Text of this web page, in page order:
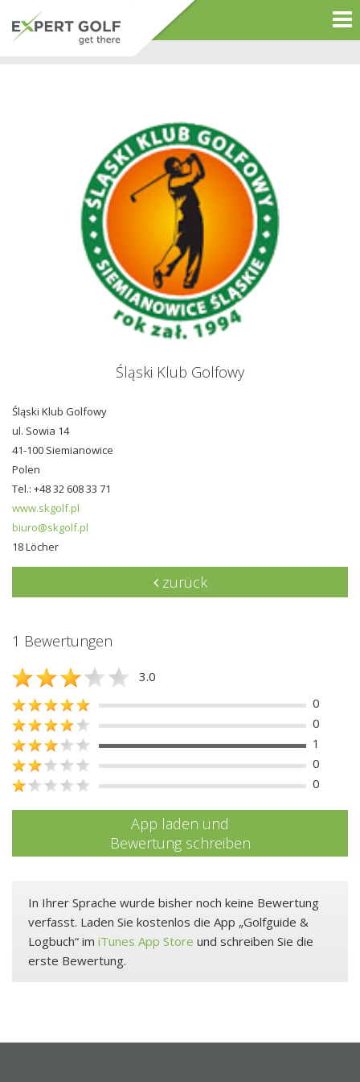
Śląski Klub Golfowy
Śląski Klub Golfowy
ul. Sowia 14
41-100 Siemianowice
Polen
Tel.: +48 32 608 33 71
www.skgolf.pl
biuro@skgolf.pl
18 Löcher
zurück
1 Bewertungen
3.0
0
0
1
0
0
App laden und
Bewertung schreiben
In Ihrer Sprache wurde bisher noch keine Bewertung
verfasst. Laden Sie kostenlos die App „Golfguide &
Logbuch“ im iTunes App Store und schreiben Sie die
erste Bewertung.